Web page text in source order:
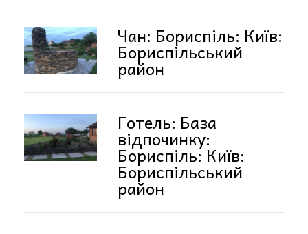
Чан: Бориспіль: Київ:
Бориспільський
район
Готель: База
відпочинку:
Бориспіль: Київ:
Бориспільський
район